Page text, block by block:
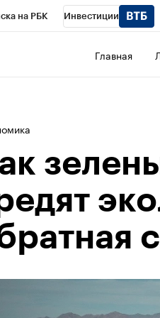
на РБК Инвестиции
Главная